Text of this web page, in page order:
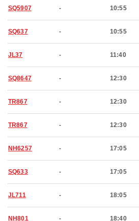
SQ5907 - 10:55
SQ637 - 10:55
JL37 - 11:40
SQ8647 - 12:30
TR867 - 12:30
TR867 - 12:30
NH6257 - 17:05
SQ633 - 17:05
JL711 - 18:05
NH801 - 18:40